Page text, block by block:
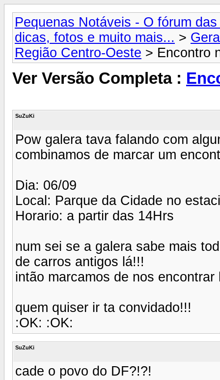
Pequenas Notáveis - O fórum
dicas, fotos e muito mais... >
Região Centro-Oeste > Encontro
Ver Versão Completa :
SuZuKi
Pow galera tava falando com
combinamos de marcar um
Dia: 06/09
Local: Parque da Cidade no
Horario: a partir das 14Hrs
num sei se a galera sabe mais
de carros antigos lá!!!
intão marcamos de nos encontrar
quem quiser ir ta convidado!!!
:OK: :OK:
SuZuKi
cade o povo do DF?!?!